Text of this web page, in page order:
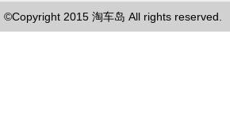
©Copyright 2015 淘车岛 All rights reserved.